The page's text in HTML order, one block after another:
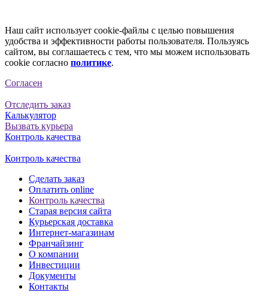
Наш сайт использует cookie-файлы с целью повышения
удобства и эффективности работы пользователя. Пользуясь
сайтом, вы соглашаетесь с тем, что мы можем использовать
cookie согласно политике.
Согласен
Отследить заказ
Калькулятор
Вызвать курьера
Контроль качества
Контроль качества
Сделать заказ
Оплатить online
Контроль качества
Старая версия сайта
Курьерская доставка
Интернет-магазинам
Франчайзинг
О компании
Инвестиции
Документы
Контакты